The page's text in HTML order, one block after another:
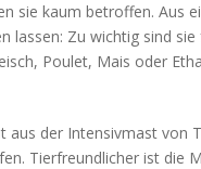
sie kaum betroffen. Aus
lassen: Zu wichtig sind
Poulet, Mais oder
aus der Intensivmast von
Tierfreundlicher ist die